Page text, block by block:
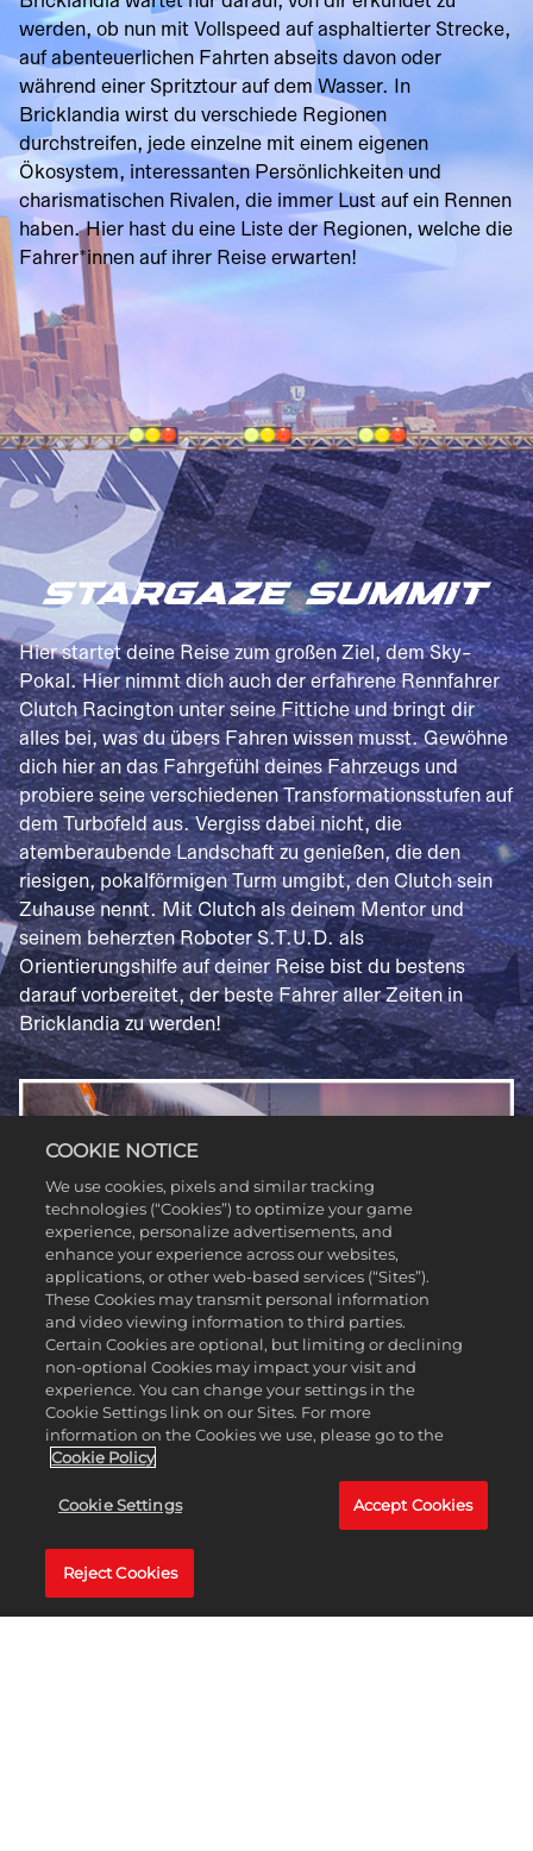
werden, ob nun mit Vollspeed auf asphaltierter Strecke,
auf abenteuerlichen Fahrten abseits davon oder
während einer Spritztour auf dem Wasser. In
Bricklandia wirst du verschiede Regionen
durchstreifen, jede einzelne mit einem eigenen
Ökosystem, interessanten Persönlichkeiten und
charismatischen Rivalen, die immer Lust auf ein Rennen
haben. Hier hast du eine Liste der Regionen, welche die
Fahrer*innen auf ihrer Reise erwarten!
STARGAZE SUMMIT
Hier startet deine Reise zum großen Ziel, dem Sky-
Pokal. Hier nimmt dich auch der erfahrene Rennfahrer
Clutch Racington unter seine Fittiche und bringt dir
alles bei, was du übers Fahren wissen musst. Gewöhne
dich hier an das Fahrgefühl deines Fahrzeugs und
probiere seine verschiedenen Transformationsstufen auf
dem Turbofeld aus. Vergiss dabei nicht, die
atemberaubende Landschaft zu genießen, die den
riesigen, pokalförmigen Turm umgibt, den Clutch sein
Zuhause nennt. Mit Clutch als deinem Mentor und
seinem beherzten Roboter S.T.U.D. als
Orientierungshilfe auf deiner Reise bist du bestens
darauf vorbereitet, der beste Fahrer aller Zeiten in
Bricklandia zu werden!
COOKIE NOTICE
We use cookies, pixels and similar tracking
technologies (“Cookies”) to optimize your game
experience, personalize advertisements, and
enhance your experience across our websites,
applications, or other web-based services (“Sites”).
These Cookies may transmit personal information
and video viewing information to third parties.
Certain Cookies are optional, but limiting or declining
non-optional Cookies may impact your visit and
experience. You can change your settings in the
Cookie Settings link on our Sites. For more
information on the Cookies we use, please go to the
Cookie Policy
Cookie Settings Accept Cookies
Reject Cookies